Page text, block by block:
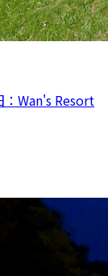
Wan's Resort